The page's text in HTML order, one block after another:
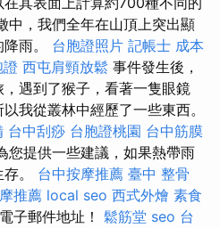
中，我們全年在山頂上突出顯
雨。 台胞證照片 記帳士 成本
西屯肩頸放鬆 事件發生後，
遇到了猴子，看著一隻眼鏡
我從叢林中經歷了一些東西。
台中刮痧 台胞證桃園 台中筋膜
您提供一些建議，如果熱帶雨
。 台中按摩推薦 臺中 整骨
推薦 local seo 西式外燴 素食
子郵件地址！ 鬆筋堂 seo 台